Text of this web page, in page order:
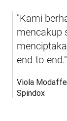
"Kami
mencakup
end-to-end."
Viola
Spindox